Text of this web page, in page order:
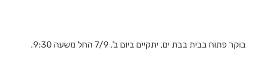
בוקר פתוח בבית בבת ים, יתקיים ביום ב', 7/9 החל משעה 9:30.